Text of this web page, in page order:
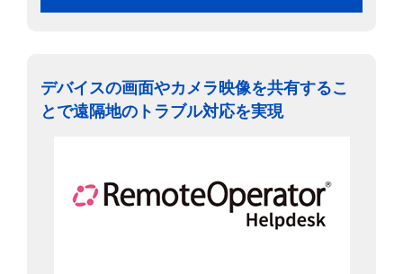
デバイスの画面やカメラ映像を共有するこ
とで遠隔地のトラブル対応を実現